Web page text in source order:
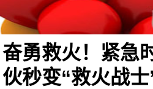
奋勇救火！紧急
伙秒变“救火战士